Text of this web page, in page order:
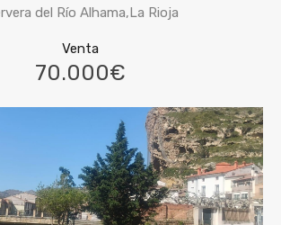
del Río Alhama,La Rioja
Venta
70.000€